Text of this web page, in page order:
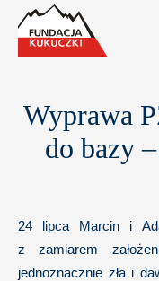
Wyprawa
do bazy
24 lipca Marcin i
z zamiarem
jednoznacznie zła i